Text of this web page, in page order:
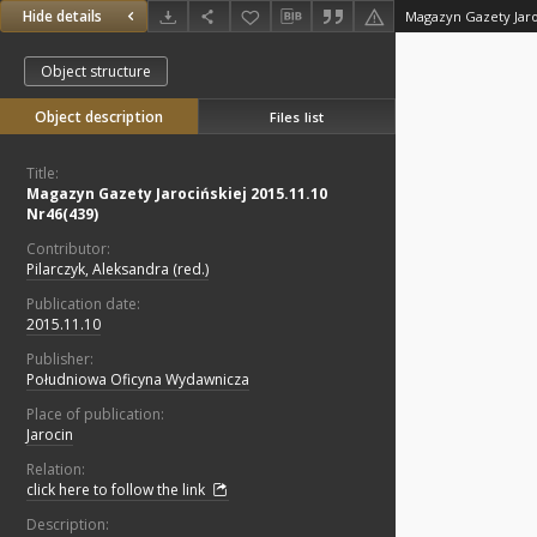
Hide details Magazyn Gazety
Object structure
Object description Files list
Title:
Magazyn Gazety Jarocińskiej 2015.11.10
Nr46(439)
Contributor:
Pilarczyk, Aleksandra (red.)
Publication date:
2015.11.10
Publisher:
Południowa Oficyna Wydawnicza
Place of publication:
Jarocin
Relation:
click here to follow the link
Description: